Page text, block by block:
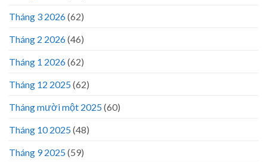
Tháng 3 2026(62)
Tháng 2 2026(46)
Tháng 1 2026(62)
Tháng 12 2025(62)
Tháng mười một 2025(60)
Tháng 10 2025(48)
Tháng 9 2025(59)